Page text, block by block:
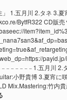
1.五月川 2.タネ 3.夏
BytfR322 CD販
𓐄 𓐄 𓐄 𓐄 𓐄 𓐄 𓐄 1.五月川
小野貴博 3.夏宵に
Mix.Mastering:竹内